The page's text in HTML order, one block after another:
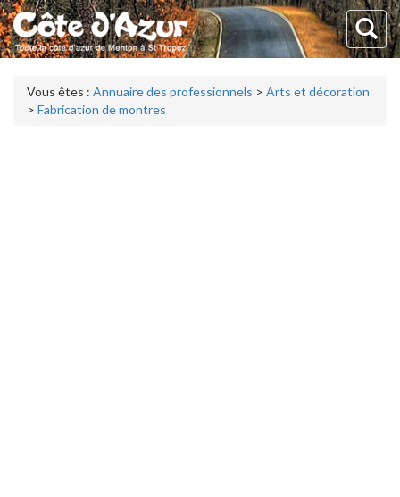
Vous êtes : Annuaire des professionnels > Arts et décoration
> Fabrication de montres